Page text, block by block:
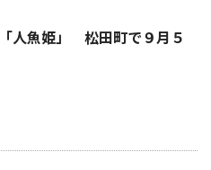
人魚姫」 松田町で９月５